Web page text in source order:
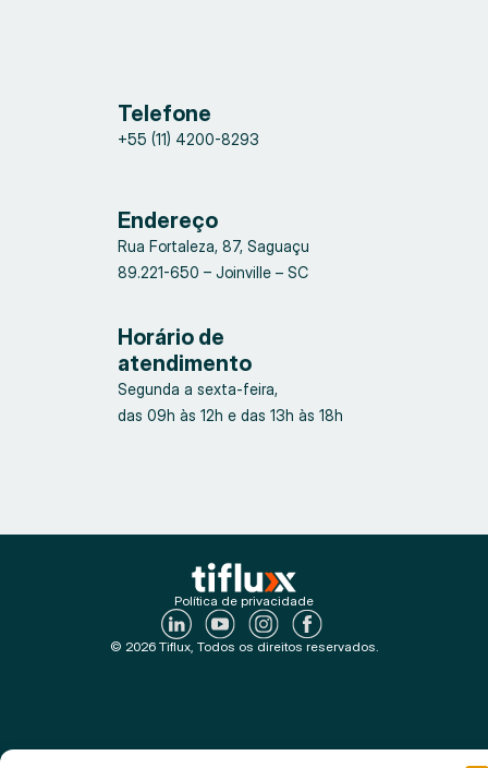
Telefone
+55 (11) 4200-8293
Endereço
Rua Fortaleza, 87, Saguaçu
89.221-650 – Joinville – SC
Horário de
atendimento
Segunda a sexta-feira,
das 09h às 12h e das 13h às 18h
© 2026 Tiflux, Todos os direitos reservados.
Política de privacidade